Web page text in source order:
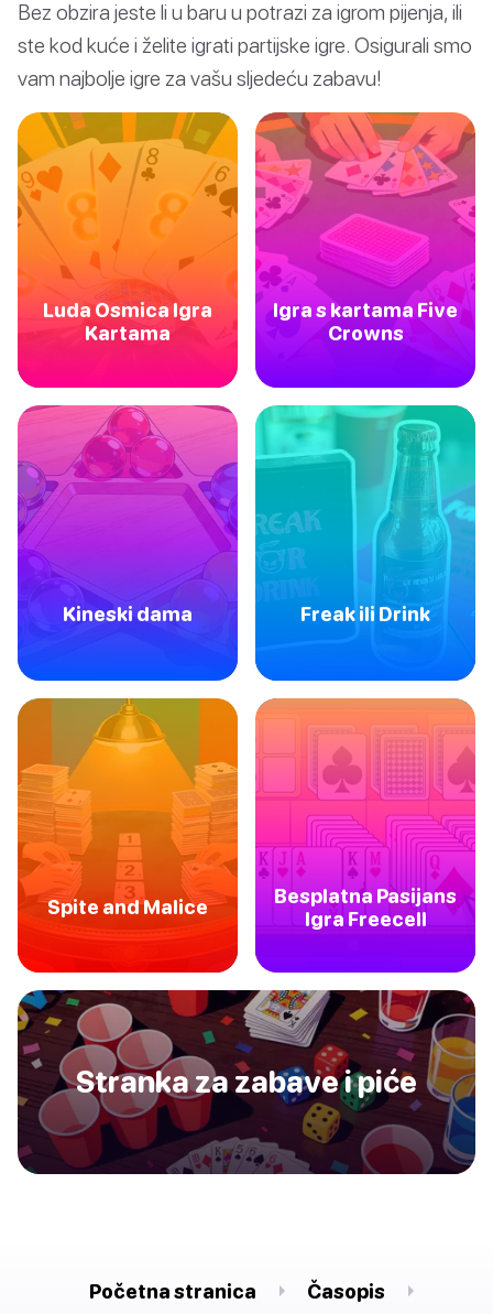
Bez obzira jeste li u baru u potrazi za igrom pijenja, ili
ste kod kuće i želite igrati partijske igre. Osigurali smo
vam najbolje igre za vašu sljedeću zabavu!
Luda Osmica Igra
Kartama
Igra s kartama Five
Crowns
Kineski dama Freak ili Drink
Spite and Malice
Besplatna Pasijans
Igra Freecell
Stranka za zabave i piće
Početna stranica
Časopis